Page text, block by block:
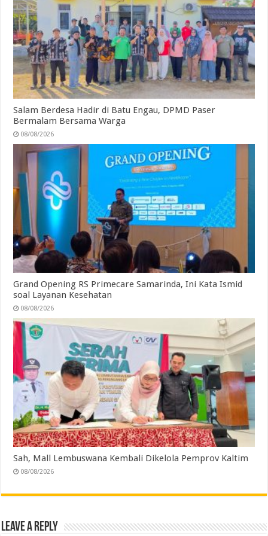
Salam Berdesa Hadir di Batu Engau, DPMD Paser
Bermalam Bersama Warga
08/08/2026
Grand Opening RS Primecare Samarinda, Ini Kata Ismid
soal Layanan Kesehatan
08/08/2026
Sah, Mall Lembuswana Kembali Dikelola Pemprov Kaltim
08/08/2026
Leave a Reply